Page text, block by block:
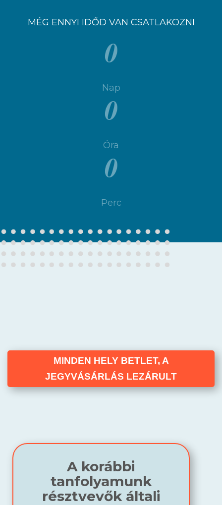
MÉG ENNYI IDŐD VAN CSATLAKOZNI
0
Nap
0
Óra
0
Perc
MINDEN HELY BETLET, A
JEGYVÁSÁRLÁS LEZÁRULT
A korábbi
tanfolyamunk
résztvevők általi